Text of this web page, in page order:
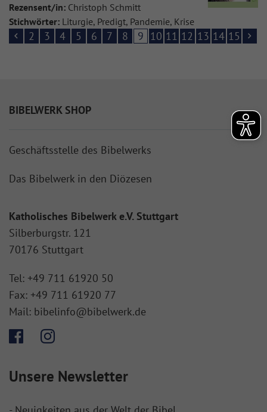
Rezensent/in: Christoph Schmitt
Stichwörter: Liturgie, Predigt, Pandemie, Krise
2 3 4 5 6 7 8 9 10 11 12 13 14 15
BIBELWERK SHOP
Geschäftsstelle des Bibelwerks
Das Bibelwerk in den Diözesen
Katholisches Bibelwerk e.V. Stuttgart
Silberburgstr. 121
70176 Stuttgart
Tel: +49 711 61920 50
Fax: +49 711 61920 77
Mail: bibelinfo@bibelwerk.de
Unsere Newsletter